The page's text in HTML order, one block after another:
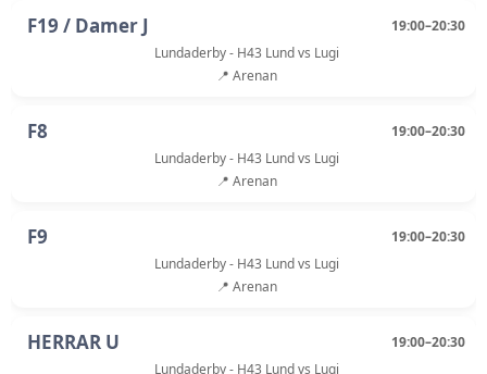
F19 / Damer J
19:00–20:30
Lundaderby - H43 Lund vs Lugi
📍 Arenan
F8
19:00–20:30
Lundaderby - H43 Lund vs Lugi
📍 Arenan
F9
19:00–20:30
Lundaderby - H43 Lund vs Lugi
📍 Arenan
HERRAR U
19:00–20:30
Lundaderby - H43 Lund vs Lugi